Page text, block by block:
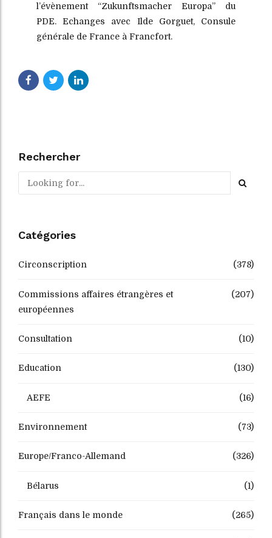
l’évènement “Zukunftsmacher Europa” du
PDE. Echanges avec Ilde Gorguet, Consule
générale de France à Francfort.
Rechercher
Catégories
Circonscription (378)
Commissions affaires étrangères et
européennes
(207)
Consultation (10)
Education (130)
AEFE (16)
Environnement (73)
Europe/Franco-Allemand (326)
Bélarus (1)
Français dans le monde (265)